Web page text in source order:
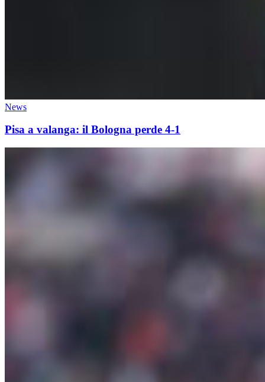
News
Pisa a valanga: il Bologna perde 4-1